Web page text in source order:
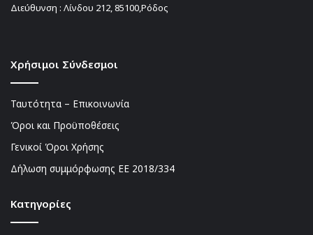
Διεύθυνση : Λίνδου 212, 85100,Ρόδος
Χρήσιμοι Σύνδεσμοι
Ταυτότητα – Επικοινωνία
Όροι και Προϋποθέσεις
Γενικοί Όροι Χρήσης
Δήλωση συμμόρφωσης ΕΕ 2018/334
Kατηγορίες